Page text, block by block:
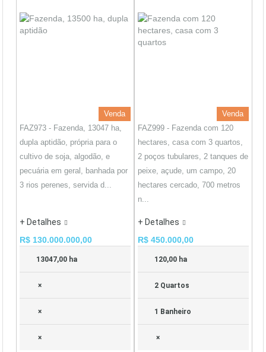
Venda
FAZ973 - Fazenda, 13047 ha,
dupla aptidão, própria para o
cultivo de soja, algodão, e
pecuária em geral, banhada por
3 rios perenes, servida d...
+ Detalhes
R$ 130.000.000,00
13047,00 ha
×
×
×
Venda
FAZ999 - Fazenda com 120
hectares, casa com 3 quartos,
2 poços tubulares, 2 tanques de
peixe, açude, um campo, 20
hectares cercado, 700 metros
n...
+ Detalhes
R$ 450.000,00
120,00 ha
2 Quartos
1 Banheiro
×